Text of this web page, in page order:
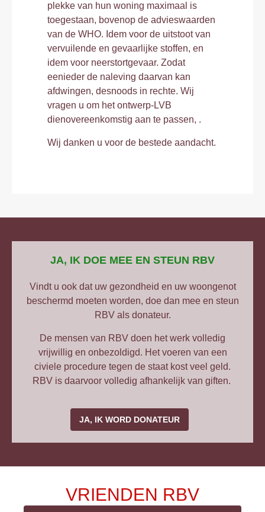
plekke van hun woning maximaal is
toegestaan, bovenop de advieswaarden
van de WHO. Idem voor de uitstoot van
vervuilende en gevaarlijke stoffen, en
idem voor neerstortgevaar. Zodat
eenieder de naleving daarvan kan
afdwingen, desnoods in rechte. Wij
vragen u om het ontwerp-LVB
dienovereenkomstig aan te passen, .
Wij danken u voor de bestede aandacht.
JA, IK DOE MEE EN STEUN RBV
Vindt u ook dat uw gezondheid en uw woongenot
beschermd moeten worden, doe dan mee en steun
RBV als donateur.
De mensen van RBV doen het werk volledig
vrijwillig en onbezoldigd. Het voeren van een
civiele procedure tegen de staat kost veel geld.
RBV is daarvoor volledig afhankelijk van giften.
JA, IK WORD DONATEUR
VRIENDEN RBV